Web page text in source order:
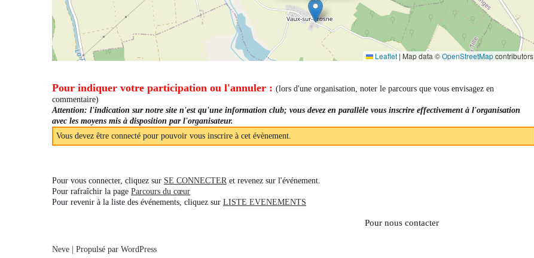
Leaflet | Map data ©OpenStreetMapcontributors
Pour indiquer votre participation ou l'annuler : (lors d'une organisation, noter le parcours que vous envisagez en
commentaire)
Attention: l'indication sur notre site n'est qu'une information club; vous devez en parallèle vous inscrire effectivement à l'organisation
avec les moyens mis à disposition par l'organisateur.
Vous devez être connecté pour pouvoir vous inscrire à cet évènement.
Pour vous connecter, cliquez sur SE CONNECTERet revenez sur l'événement.
Pour rafraîchir la page Parcours du cœur
Pour revenir à la liste des événements, cliquez sur LISTE EVENEMENTS
Pour nous contacter
Neve | Propulsé par WordPress